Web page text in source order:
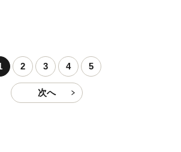
2 3 4 5
次へ